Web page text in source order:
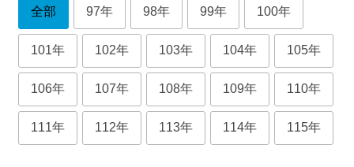
全部 97年 98年 99年 100年
101年 102年 103年 104年 105年
106年 107年 108年 109年 110年
111年 112年 113年 114年 115年